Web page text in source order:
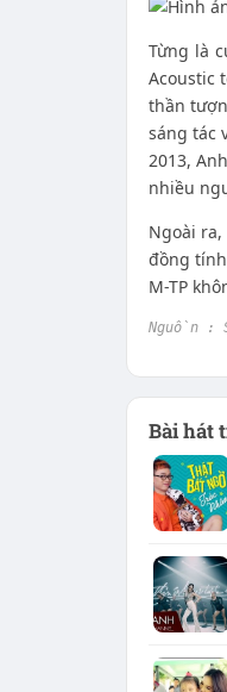
Từng là
Acoustic
thần
sáng tác
2013,
nhiều
Ngoài
đồng
M-TP
Nguồn :
Bài hát